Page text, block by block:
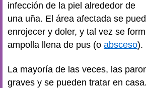
infección de la piel alrededor de
una uña. El área afectada se
enrojecer y doler, y tal vez se
ampolla llena de pus (o absceso).
La mayoría de las veces, las
graves y se pueden tratar en